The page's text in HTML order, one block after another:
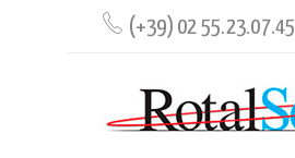
(+39) 02 55.23.07.45